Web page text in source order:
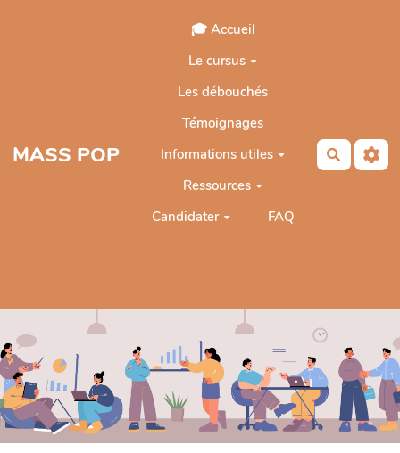
MASS POP
🎓 Accueil
Le cursus
Les débouchés
Témoignages
Informations utiles
Ressources
Candidater
FAQ